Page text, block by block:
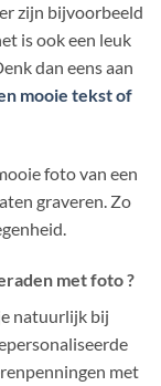
zijn bijvoorbeeld
is ook een leuk
dan eens aan
mooie tekst of
foto van een
graveren. Zo
met foto ?
natuurlijk bij
met